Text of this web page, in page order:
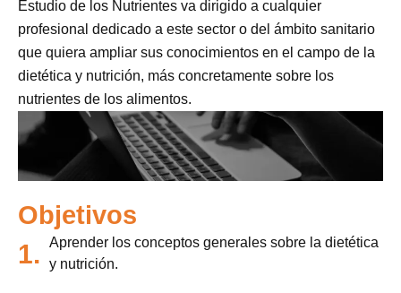
Estudio de los Nutrientes va dirigido a cualquier
profesional dedicado a este sector o del ámbito sanitario
que quiera ampliar sus conocimientos en el campo de la
dietética y nutrición, más concretamente sobre los
nutrientes de los alimentos.
Objetivos
1.
Aprender los conceptos generales sobre la dietética
y nutrición.